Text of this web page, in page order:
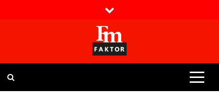
Faktor magazin
Uvijek presudan